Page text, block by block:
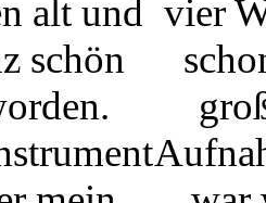
alt und
schön
vier